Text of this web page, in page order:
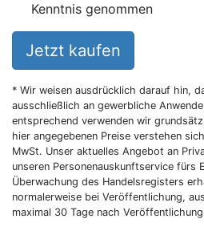
Kenntnis genommen
Jetzt kaufen
* Wir weisen ausdrücklich darauf hin,
ausschließlich an gewerbliche
entsprechend verwenden wir
hier angegebenen Preise verstehen
MwSt. Unser aktuelles Angebot an
unseren Personenauskunftservice fürs
Überwachung des Handelsregisters
normalerweise bei Veröffentlichung,
maximal 30 Tage nach